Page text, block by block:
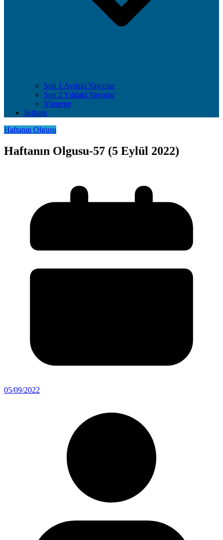
Son 1 Aydaki Yayınlar
Son 2 Yıldaki Yayınlar
Yönerge
İletişim
Haftanın Olgusu
Haftanın Olgusu-57 (5 Eylül 2022)
05/09/2022